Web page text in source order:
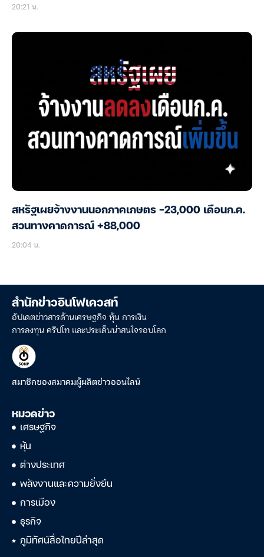
20:21 น.
สหรัฐเผยจ้างงานนอกภาคเกษตร -23,000 เดือนก.ค.
สวนทางคาดการณ์ +88,000
20:04 น.
สำนักข่าวอินโฟเควสท์
อัปเดตข่าวสารด้านเศรษฐกิจ หุ้น การเงิน
การลงทุน คริปโท และประเด็นน่าสนใจรอบโลก
สมาชิกของสมาคมผู้ผลิตข่าวออนไลน์
หมวดข่าว
เศรษฐกิจ
หุ้น
ต่างประเทศ
พลังงานและความยั่งยืน
การเมือง
ธุรกิจ
ภูมิทัศน์สื่อไทยปีล่าสุด